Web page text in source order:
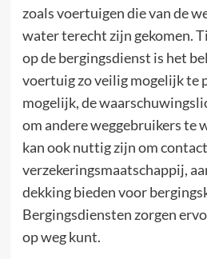
zoals voertuigen die van de
water terecht zijn gekomen.
op de bergingsdienst is het
voertuig zo veilig mogelijk te
mogelijk, de
om andere weggebruikers te
kan ook nuttig zijn om
verzekeringsmaatschappij,
dekking bieden voor
Bergingsdiensten zorgen
op weg kunt.